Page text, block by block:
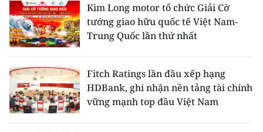
Kim Long motor tổ chức Giải Cờ
tướng giao hữu quốc tế Việt Nam-
Trung Quốc lần thứ nhất
Fitch Ratings lần đầu xếp hạng
HDBank, ghi nhận nền tảng tài chính
vững mạnh top đầu Việt Nam